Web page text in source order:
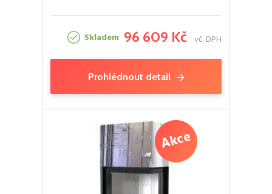
Skladem 96 609 Kč vč. DPH
Prohlédnout detail